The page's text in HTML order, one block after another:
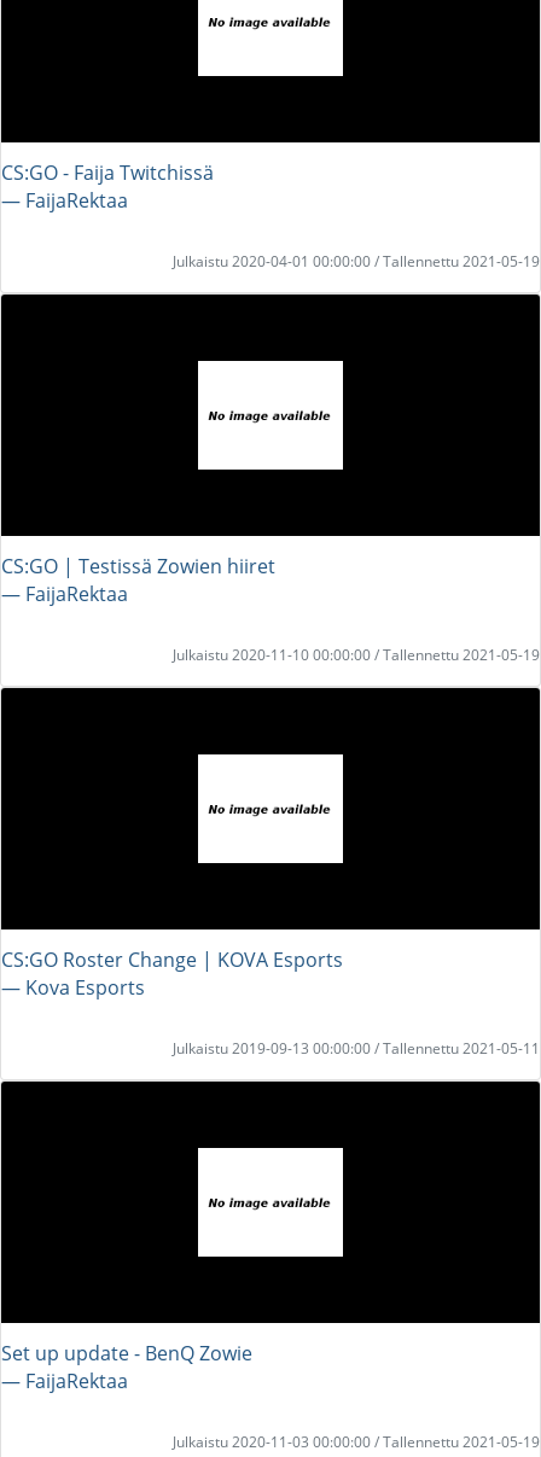
CS:GO - Faija Twitchissä
― FaijaRektaa
Julkaistu 2020-04-01 00:00:00 / Tallennettu 2021-05-19
CS:GO | Testissä Zowien hiiret
― FaijaRektaa
Julkaistu 2020-11-10 00:00:00 / Tallennettu 2021-05-19
CS:GO Roster Change | KOVA Esports
― Kova Esports
Julkaistu 2019-09-13 00:00:00 / Tallennettu 2021-05-11
Set up update - BenQ Zowie
― FaijaRektaa
Julkaistu 2020-11-03 00:00:00 / Tallennettu 2021-05-19